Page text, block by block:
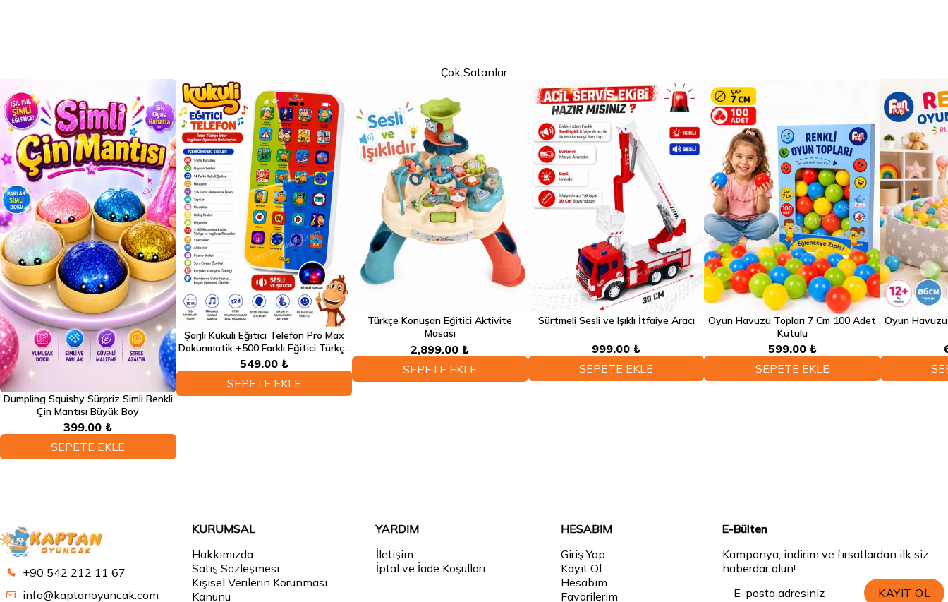
Çok Satanlar
SEPETE EKLE
Dumpling Squishy Sürpriz Simli Renkli
Çin Mantısı Büyük Boy
399.00 ₺
SEPETE EKLE
Şarjlı Kukuli Eğitici Telefon Pro Max
Dokunmatik +500 Farklı Eğitici Türkçe
Sesli Fonksiyonlu Telefon
549.00 ₺ SEPETE EKLE
Türkçe Konuşan Eğitici Aktivite
Masası
2,899.00 ₺
SEPETE EKLE
Sürtmeli Sesli ve Işıklı İtfaiye Aracı
999.00 ₺
SEPETE EKLE
Oyun Havuzu Topları 7 Cm 100 Adet
Kutulu
599.00 ₺
Oyun
+90 542 212 11 67
info@kaptanoyuncak.com
KURUMSAL
Hakkımızda
Satış Sözleşmesi
Kişisel Verilerin Korunması
Kanunu
YARDIM
İletişim
İptal ve İade Koşulları
HESABIM
Giriş Yap
Kayıt Ol
Hesabım
Favorilerim
E-Bülten
Kampanya, indirim ve fırsatlardan ilk siz
haberdar olun!
KAYIT OL